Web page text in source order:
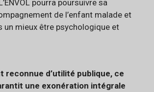
pourra poursuivre sa
de l’enfant malade et
un mieux être psychologique et
reconnue d’utilité publique, ce
une exonération intégrale